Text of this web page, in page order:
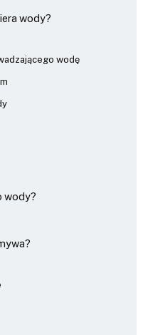
wody?
wodę
wody?